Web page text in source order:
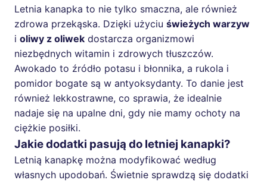
Letnia kanapka to nie tylko smaczna, ale również
zdrowa przekąska. Dzięki użyciu świeżych warzyw
i oliwy z oliwek dostarcza organizmowi
niezbędnych witamin i zdrowych tłuszczów.
Awokado to źródło potasu i błonnika, a rukola i
pomidor bogate są w antyoksydanty. To danie jest
również lekkostrawne, co sprawia, że idealnie
nadaje się na upalne dni, gdy nie mamy ochoty na
ciężkie posiłki.
Jakie dodatki pasują do letniej kanapki?
Letnią kanapkę można modyfikować według
własnych upodobań. Świetnie sprawdzą się dodatki